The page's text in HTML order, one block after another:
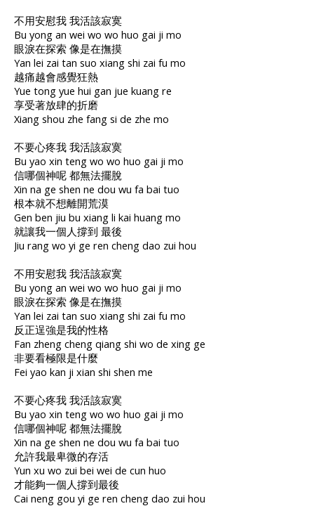
不用安慰我 我活該寂寞
Bu yong an wei wo wo huo gai ji mo
眼淚在探索 像是在撫摸
Yan lei zai tan suo xiang shi zai fu mo
越痛越會感覺狂熱
Yue tong yue hui gan jue kuang re
享受著放肆的折磨
Xiang shou zhe fang si de zhe mo
不要心疼我 我活該寂寞
Bu yao xin teng wo wo huo gai ji mo
信哪個神呢 都無法擺脫
Xin na ge shen ne dou wu fa bai tuo
根本就不想離開荒漠
Gen ben jiu bu xiang li kai huang mo
就讓我一個人撐到 最後
Jiu rang wo yi ge ren cheng dao zui hou
不用安慰我 我活該寂寞
Bu yong an wei wo wo huo gai ji mo
眼淚在探索 像是在撫摸
Yan lei zai tan suo xiang shi zai fu mo
反正逞強是我的性格
Fan zheng cheng qiang shi wo de xing ge
非要看極限是什麼
Fei yao kan ji xian shi shen me
不要心疼我 我活該寂寞
Bu yao xin teng wo wo huo gai ji mo
信哪個神呢 都無法擺脫
Xin na ge shen ne dou wu fa bai tuo
允許我最卑微的存活
Yun xu wo zui bei wei de cun huo
才能夠一個人撐到最後
Cai neng gou yi ge ren cheng dao zui hou